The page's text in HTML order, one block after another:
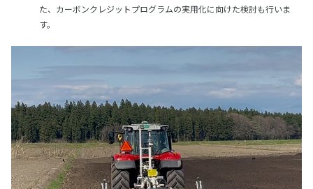
た、カーボンクレジットプログラムの実用化に向けた検討も行いま
す。